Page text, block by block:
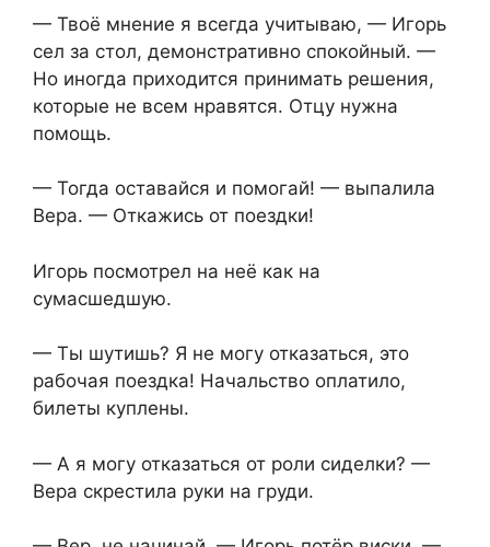
— Твоё мнение я всегда учитываю, — Игорь
сел за стол, демонстративно спокойный. —
Но иногда приходится принимать решения,
которые не всем нравятся. Отцу нужна
помощь.
— Тогда оставайся и помогай! — выпалила
Вера. — Откажись от поездки!
Игорь посмотрел на неё как на
сумасшедшую.
— Ты шутишь? Я не могу отказаться, это
рабочая поездка! Начальство оплатило,
билеты куплены.
— А я могу отказаться от роли сиделки? —
Вера скрестила руки на груди.